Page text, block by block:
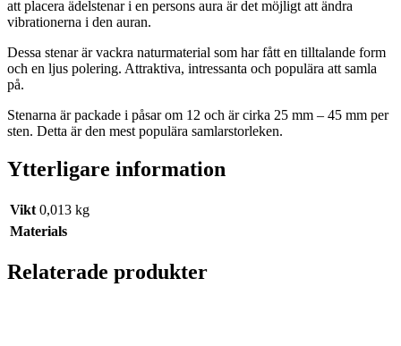
att placera ädelstenar i en persons aura är det möjligt att ändra
vibrationerna i den auran.
Dessa stenar är vackra naturmaterial som har fått en tilltalande form
och en ljus polering. Attraktiva, intressanta och populära att samla
på.
Stenarna är packade i påsar om 12 och är cirka 25 mm – 45 mm per
sten. Detta är den mest populära samlarstorleken.
Ytterligare information
Vikt 0,013 kg
Materials
Relaterade produkter